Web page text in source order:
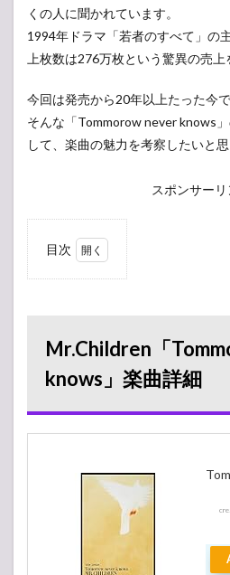
くの人に聞かれています。
1994年ドラマ「若者のすべて」の
上枚数は276万枚という驚異の売上
今回は発売から20年以上たった今
そんな「Tommorow never knows
して、楽曲の魅力を考察したいと思
スポンサーリ
目次
Mr.Children「Tommorow
never knows」歌詞解
釈・考察
3
タイトル
「Tommorow
当の意味と
Mr.Children「
knows」楽曲詳細